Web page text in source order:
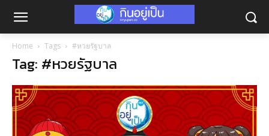
Home Tags #หวยรัฐบาล
Tag: #หวยรัฐบาล